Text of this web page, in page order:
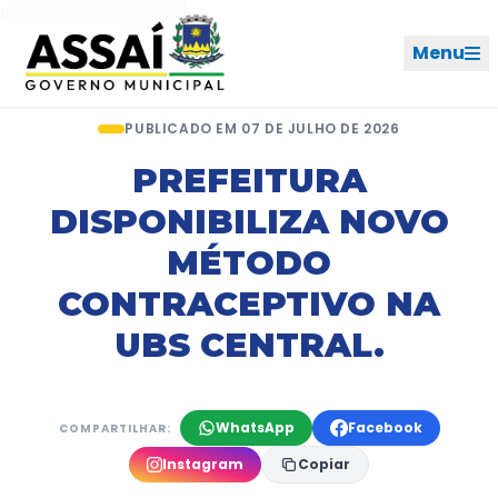
Ir para o conteúdo [1]
Menu
PERFIL DE NAVEGAÇÃO
Geral
Início
Governo
Início Notícias Artigo
PUBLICADO EM 07 DE JULHO DE 2026
PREFEITURA
DISPONIBILIZA NOVO
MÉTODO
CONTRACEPTIVO NA
UBS CENTRAL.
COMPARTILHAR: WhatsApp
Facebook
Instagram
Copiar